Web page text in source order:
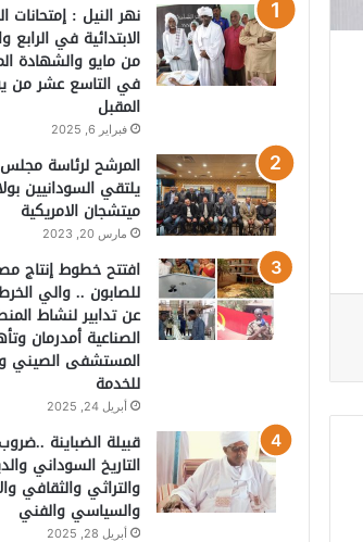
نهر النيل : إمتحانات
الابتدائية في الرابع
من مايو والشهادة
في التاسع عشر من
المقبل
فبراير 6, 2025
المرشح لرئاسة مجلس
يلتقي السودانيين
ميتشجان الامريكية
مارس 20, 2023
افتتح خطوط إنتاج
للصابون .. والي
عن تدابير لنشاط
الصناعية أمدرمان
المستشفى الصيني
للخدمة
أبريل 24, 2025
قبيلة الضباينة
التاريخ السوداني
والتراثي والثقافي
والسياسي والفني
أبريل 28, 2025